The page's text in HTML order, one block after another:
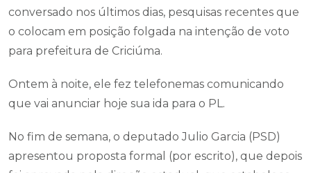
conversado nos últimos dias, pesquisas recentes que
o colocam em posição folgada na intenção de voto
para prefeitura de Criciúma.
Ontem à noite, ele fez telefonemas comunicando
que vai anunciar hoje sua ida para o PL.
No fim de semana, o deputado Julio Garcia (PSD)
apresentou proposta formal (por escrito), que depois